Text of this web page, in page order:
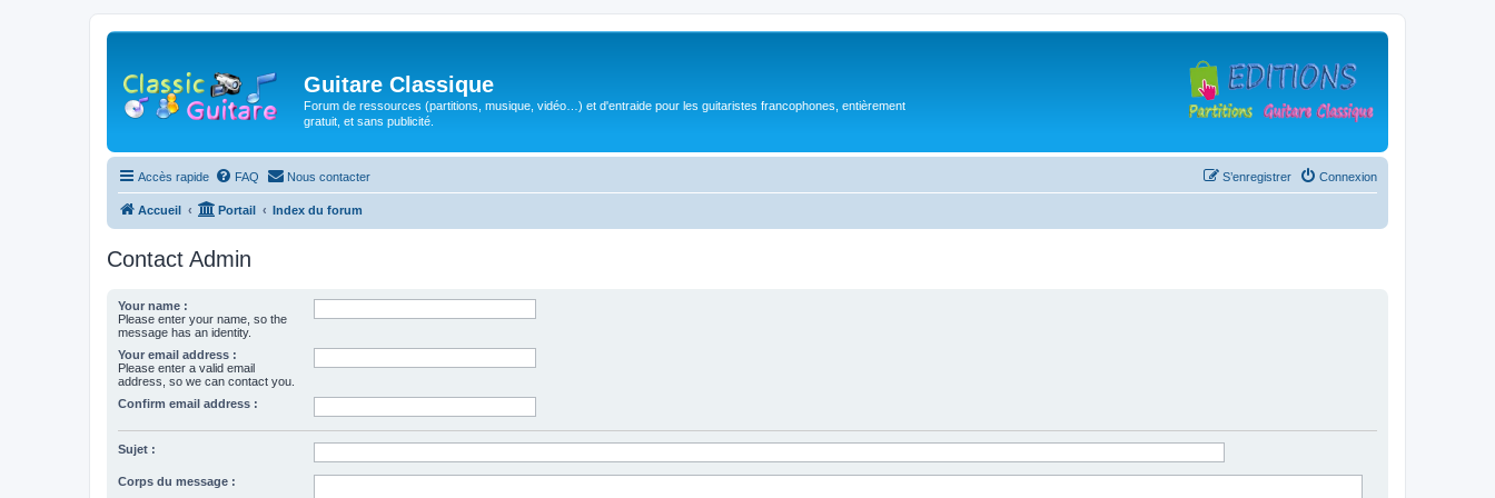
Guitare Classique
Forum de ressources (partitions, musique, vidéo…) et d'entraide pour les guitaristes francophones, entièrement
gratuit, et sans publicité.
Accès rapide FAQ Nous contacter Connexion
S’enregistrer
Accueil Portail Index du forum
Contact Admin
Your name :
Please enter your name, so the
message has an identity.
Your email address :
Please enter a valid email
address, so we can contact you.
Confirm email address :
Sujet :
Corps du message :